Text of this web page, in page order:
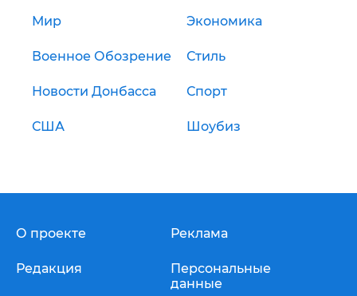
Мир Экономика
Военное Обозрение Стиль
Новости Донбасса Спорт
США Шоубиз
О проекте
Редакция
Реклама
Персональные
данные